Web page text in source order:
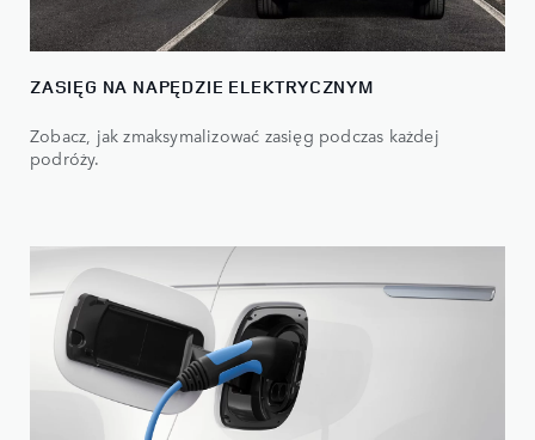
ZASIĘG NA NAPĘDZIE ELEKTRYCZNYM
Zobacz, jak zmaksymalizować zasięg podczas każdej
podróży.